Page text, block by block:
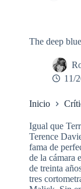
The deep
11/
Inicio
Igual que
Terence
fama de
de la cámara
de treinta
tres